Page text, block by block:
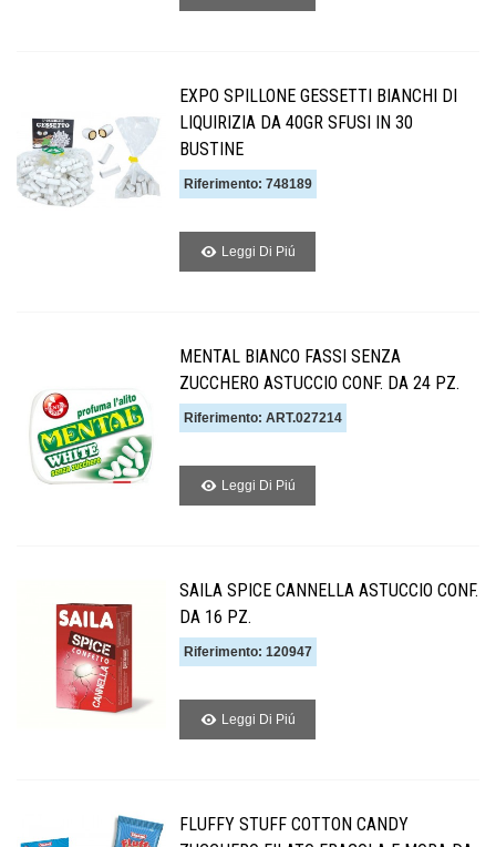
EXPO SPILLONE GESSETTI BIANCHI DI
LIQUIRIZIA DA 40GR SFUSI IN 30
BUSTINE
Riferimento: 748189
Leggi Di Piú
MENTAL BIANCO FASSI SENZA
ZUCCHERO ASTUCCIO CONF. DA 24 PZ.
Riferimento: ART.027214
Leggi Di Piú
SAILA SPICE CANNELLA ASTUCCIO CONF.
DA 16 PZ.
Riferimento: 120947
Leggi Di Piú
FLUFFY STUFF COTTON CANDY